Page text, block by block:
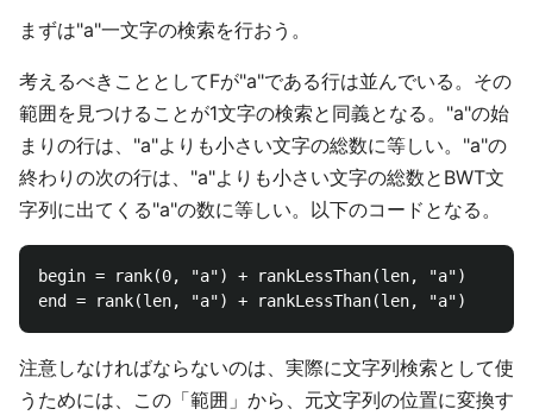
まずは"a"一文字の検索を行おう。
考えるべきこととしてFが"a"である行は並んでいる。その
範囲を見つけることが1文字の検索と同義となる。"a"の始
まりの行は、"a"よりも小さい文字の総数に等しい。"a"の
終わりの次の行は、"a"よりも小さい文字の総数とBWT文
字列に出てくる"a"の数に等しい。以下のコードとなる。
begin = rank(0, "a") + rankLessThan(len, "a")
注意しなければならないのは、実際に文字列検索として使
うためには、この「範囲」から、元文字列の位置に変換す